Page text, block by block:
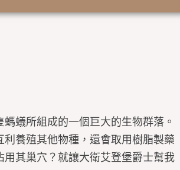
蟻所組成的一個巨大的生物群落。
養殖其他物種，還會取用樹脂製藥
其巢穴？就讓大衛艾登堡爵士幫我